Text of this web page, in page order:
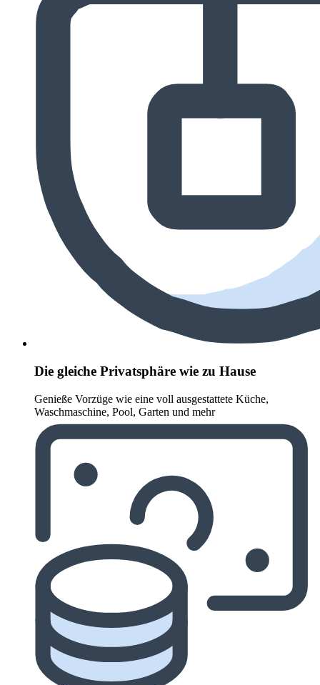
Die gleiche Privatsphäre wie zu Hause
Genieße Vorzüge wie eine voll ausgestattete Küche,
Waschmaschine, Pool, Garten und mehr